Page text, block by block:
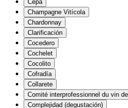
Cepa
Champagne Vitícola
Chardonnay
Clarificación
Cocedero
Cochelet
Cocolito
Cofradía
Collarete
Comité interprofessionnel du vin
Complejidad (degustación)